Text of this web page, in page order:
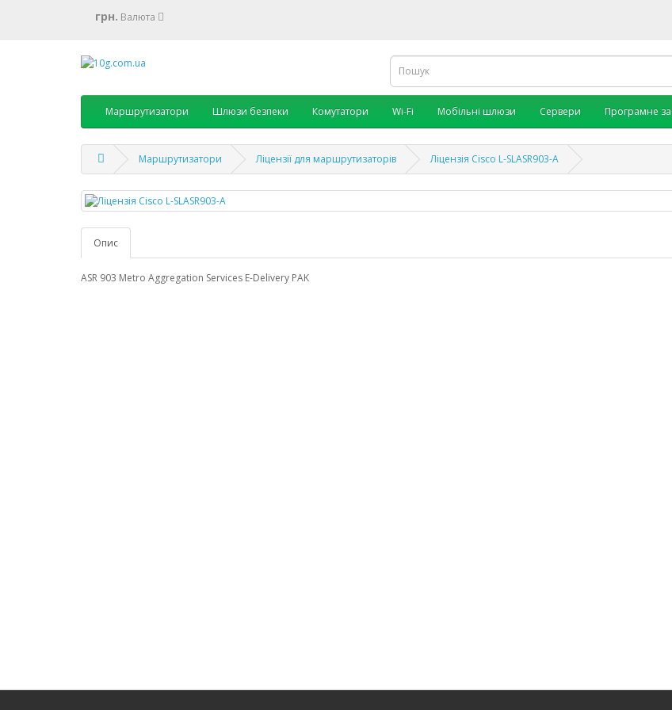
грн. Валюта
Маршрутизатори Шлюзи безпеки Комутатори Wi-Fi Мобільні шлюзи Сервери Програмне
Маршрутизатори Ліцензії для маршрутизаторів Ліцензія Cisco L-SLASR903-A
Опис
ASR 903 Metro Aggregation Services E-Delivery PAK